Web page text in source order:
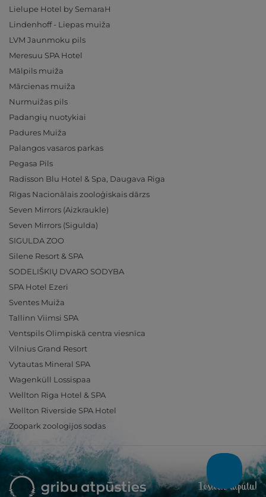
Lielupe Hotel by SemaraH
Lindenhoff - Liepas muiža
LVM Jaunmoku pils
Meresuu SPA Hotel
Mālpils muiža
Mārcienas muiža
Nurmuižas pils
Padangių nuotykiai
Padures Muiža
Palangos vasaros parkas
Pegasa Pils
Radisson Blu Hotel & Spa, Daugava Riga
Rīgas Nacionālais zooloģiskais dārzs
Seven Mirrors (Aizkraukle)
Seven Mirrors (Sigulda)
SIGULDA ZOO
Silene Resort & SPA
SODELIŠKIŲ DVARO SODYBA
SPA Hotel Ezeri
Sventes Muiža
Tallinn Viimsi SPA
Ventspils Olimpiskā centra viesnīca
Vilnius Grand Resort
Vytautas Mineral SPA
Wagenküll Lossispaa
Wellton Riga Hotel & SPA
Wellton Riverside SPA Hotel
Zoopark zoologijos sodas
Ieslēdz atpūtu!